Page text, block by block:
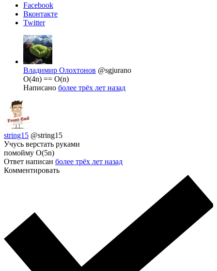
Facebook
Вконтакте
Twitter
Владимир Олохтонов @sgjurano
O(4n) == O(n)
Написано более трёх лет назад
string15 @string15
Учусь верстать руками
помойму О(5n)
Ответ написан более трёх лет назад
Комментировать